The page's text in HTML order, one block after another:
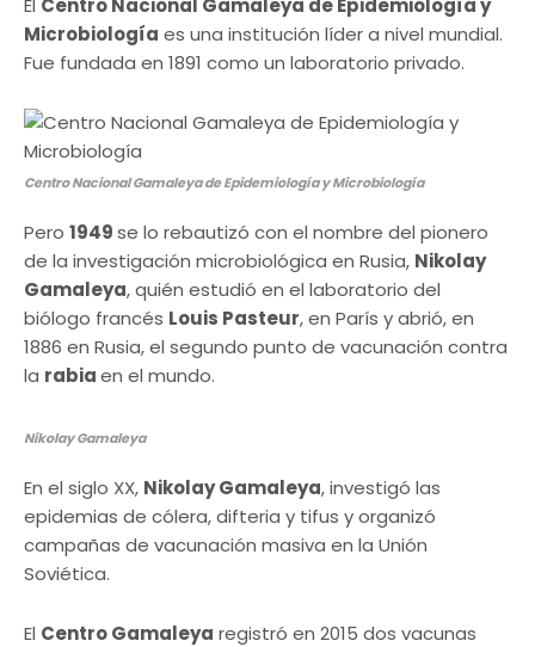
El Centro Nacional Gamaleya de Epidemiología y
Microbiología es una institución líder a nivel mundial.
Fue fundada en 1891 como un laboratorio privado.
Centro Nacional Gamaleya de Epidemiología y Microbiología
Pero 1949se lo rebautizó con el nombre del pionero
de la investigación microbiológica en Rusia, Nikolay
Gamaleya, quién estudió en el laboratorio del
biólogo francés Louis Pasteur, en París y abrió, en
1886 en Rusia, el segundo punto de vacunación contra
la rabiaen el mundo.
Nikolay Gamaleya
En el siglo XX, Nikolay Gamaleya, investigó las
epidemias de cólera, difteria y tifus y organizó
campañas de vacunación masiva en la Unión
Soviética.
El Centro Gamaleya registró en 2015 dos vacunas